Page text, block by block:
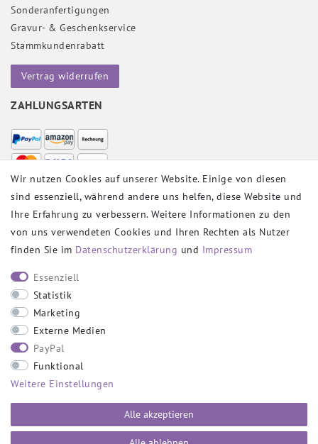
Sonderanfertigungen
Gravur- & Geschenkservice
Stammkundenrabatt
Vertrag widerrufen
ZAHLUNGSARTEN
VERSANDPARTNER
SOCIAL
SICHER EINKAUFEN
Wir nutzen Cookies auf unserer Website. Einige von diesen
sind essenziell, während andere uns helfen, diese Website und
Ihre Erfahrung zu verbessern. Weitere Informationen zu den
von uns verwendeten Cookies und Ihren Rechten als Nutzer
finden Sie im Daten­schutz­erklärung und Impressum
Essenziell
Statistik
Marketing
Externe Medien
PayPal
Funktional
Weitere Einstellungen
Alle akzeptieren